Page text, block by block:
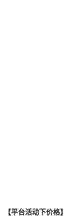
【平台活动下价格】